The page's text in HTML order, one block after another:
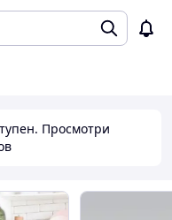
Просмотри